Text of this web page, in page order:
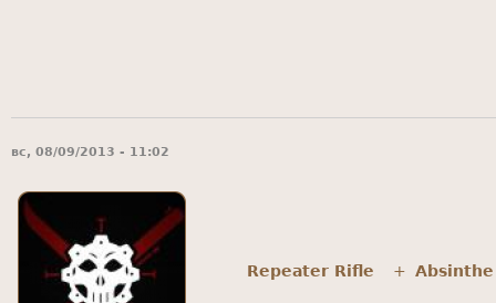
вс, 08/09/2013 - 11:02
Repeater Rifle + Absinthe